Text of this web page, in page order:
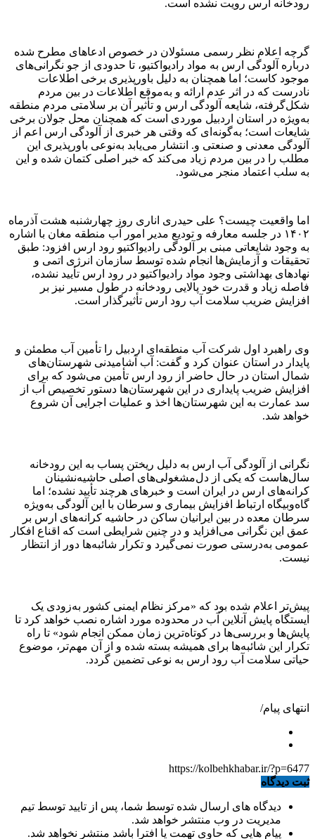
رودخانه ارس رویت نشده است.
گرچه اعلام نظر رسمی مسئولان در خصوص ادعاهای مطرح شده
درباره آلودگی ارس به مواد رادیواکتیو، تا حدودی از جو نگرانی‌های
موجود کاست؛ اما همچنان به دلیل باورپذیری برخی اطلاعات
نادرست که در اثر عدم ارائه و به‌موقع اطلاعات در بین مردم
شکل‌گرفته، شایعه آلودگی ارس و تأثیر آن بر سلامتی مردم منطقه
به‌ویژه در استان اردبیل موردی است که همچنان محل جولان برخی
شایعات است؛ به‌گونه‌ای که وقتی هر خبری از آلودگی ارس اعم از
آلودگی معدنی و صنعتی و. انتشار می‌یابد به‌نوعی باورپذیری این
مطلب را در بین مردم زیاد می‌کند که خبر اصلی کتمان شده و این
به سلب اعتماد منجر می‌شود.
اما واقعیت چیست؟ علی حیدری اناری روز چهارشنبه هشت آذرماه
۱۴۰۲ در جلسه معارفه و تودیع مدیر امور آب منطقه مغان با اشاره
به وجود شایعاتی مبنی بر آلودگی رادیواکتیو رود ارس افزود: طبق
تحقیقات و آزمایش‌ها انجام شده توسط سازمان انرژی اتمی و
نهادهای بهداشتی وجود مواد رادیواکتیو در رود ارس تأیید نشده،
فاصله زیاد و قدرت خود پالایی رودخانه در طول مسیر نیز بر
افزایش ضریب سلامت آب رود ارس تأثیرگذار است.
وی راهبرد اول شرکت آب منطقه‌ای اردبیل را تأمین آب مطمئن و
پایدار در استان عنوان کرد و گفت: آب آشامیدنی شهرستان‌های
شمال استان در حال حاضر از رود ارس تأمین می‌شود که برای
افزایش ضریب پایداری در این شهرستان‌ها دستور تخصیص آب از
سد عمارت به این شهرستان‌ها اخذ و عملیات اجرایی آن شروع
خواهد شد.
نگرانی از آلودگی آب ارس به دلیل ریختن پساب به این رودخانه
سال‌هاست که یکی از دل‌مشغولی‌های اصلی حاشیه‌نشینان
کرانه‌های ارس در ایران است و خبرهای هرچند تأیید نشده؛ اما
گاه‌وبیگاه ارتباط افزایش بیماری و سرطان با این آلودگی به‌ویژه
سرطان معده در بین ایرانیان ساکن در حاشیه کرانه‌های ارس بر
عمق این نگرانی می‌افزاید و در چنین شرایطی است که اقناع افکار
عمومی به‌درستی صورت نمی‌گیرد و تکرار شائبه‌ها دور از انتظار
نیست.
پیش‌تر اعلام شده بود که «مرکز نظام ایمنی کشور به‌زودی یک
ایستگاه پایش آنلاین آب در محدوده مورد اشاره نصب خواهد کرد تا
پایش‌ها و بررسی‌ها در کوتاه‌ترین زمان ممکن انجام شود» تا راه
تکرار این شائبه‌ها برای همیشه بسته شده و از آن مهم‌تر، موضوع
حیاتی سلامت آب رود ارس به نوعی تضمین گردد.
انتهای پیام/
https://kolbehkhabar.ir/?p=6477
ثبت دیدگاه
دیدگاه های ارسال شده توسط شما، پس از تایید توسط تیم
مدیریت در وب منتشر خواهد شد.
پیام هایی که حاوی تهمت یا افترا باشد منتشر نخواهد شد.